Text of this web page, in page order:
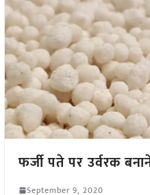
फर्जी पते पर उर्वरक
September 9, 2020